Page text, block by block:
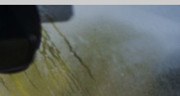
Feria
(Fihav) 2023